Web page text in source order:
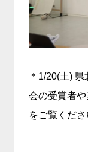
＊1/20(土)
会の受賞者
をご覧くださ